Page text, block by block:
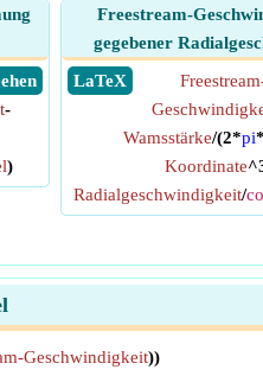
-
)
Freestream-
gegebener
​ LaTeX
Wamsstärke/(2*pi*
Koordinate
Radialgeschwindigkeit/
Geschwindigkeit))